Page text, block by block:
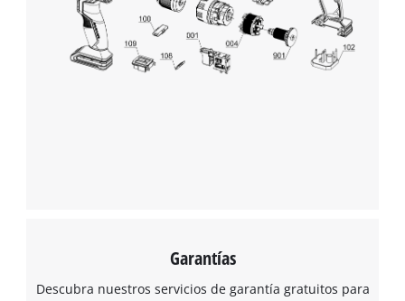
Garantías
Descubra nuestros servicios de garantía gratuitos para